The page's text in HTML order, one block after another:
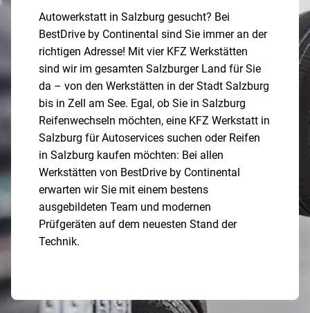
Autowerkstatt in Salzburg gesucht? Bei
BestDrive by Continental sind Sie immer an der
richtigen Adresse! Mit vier KFZ Werkstätten
sind wir im gesamten Salzburger Land für Sie
da – von den Werkstätten in der Stadt Salzburg
bis in Zell am See. Egal, ob Sie in Salzburg
Reifenwechseln möchten, eine KFZ Werkstatt in
Salzburg für Autoservices suchen oder Reifen
in Salzburg kaufen möchten: Bei allen
Werkstätten von BestDrive by Continental
erwarten wir Sie mit einem bestens
ausgebildeten Team und modernen
Prüfgeräten auf dem neuesten Stand der
Technik.